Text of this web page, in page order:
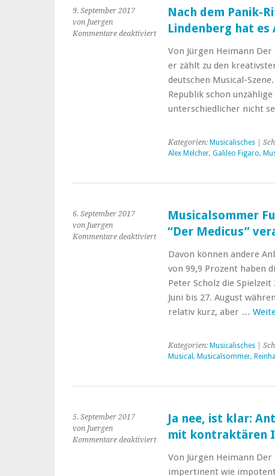
9. September 2017
von Juergen
Kommentare deaktiviertfür
Panik-
Ritterschlag
durch
Lindenberg
Alex
Bauch“
Nach dem Panik-
Lindenberg hat es
Von Jürgen Heimann
er zählt zu den
deutschen Musical-
Republik schon
unterschiedlicher nicht
Kategorien: Musicalisches|
Alex Melcher, Galileo Figaro,
6. September 2017
von Juergen
Kommentare deaktiviertfür
Fulda:
Warten
“Der
60.876
Musicalsommer
“Der Medicus”
Davon können andere
von 99,9 Prozent haben
Peter Scholz die
Juni bis 27. August
relativ kurz, aber …
Kategorien: Musicalisches|
Musical , Musicalsommer,
5. September 2017
von Juergen
Kommentare deaktiviertfür
Ja nee, ist klar:
mit kontraktären
Von Jürgen Heimann
impertinent wie